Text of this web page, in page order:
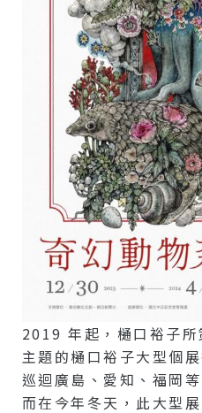
2019 年起，樋口裕子
主題的樋口裕子大型個
巡迴廣島、愛知、福岡
而在今年冬天，此大型